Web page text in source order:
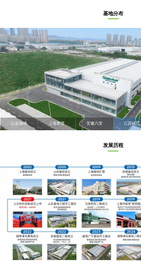
基地分布
山东淄博 上海奉贤 安徽六安 江苏镇江
发展历程